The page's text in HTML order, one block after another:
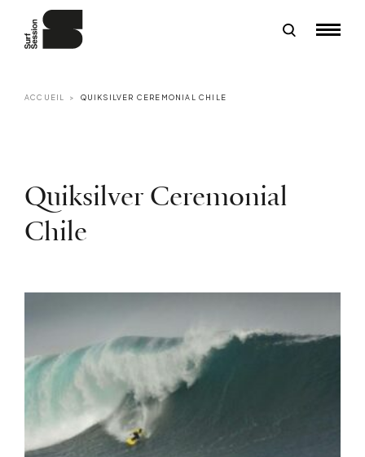
ACCUEIL QUIKSILVER CEREMONIAL CHILE
Quiksilver Ceremonial
Chile